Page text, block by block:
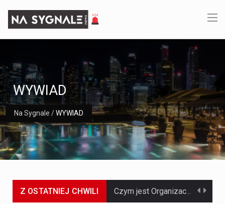
Na Sygnale /WYWIAD
WYWIAD
Z OSTATNIEJ CHWILI Czym jest Organizacja Traktatu Północnoatlantyckiego? Organizacja Traktatu Północnoatlantyckiego, powszechnie znana jako NATO, to międzynarodowy sojusz polityczno-wojskowy, który powstał 4 kwietnia 1949 roku. Został założony przez…